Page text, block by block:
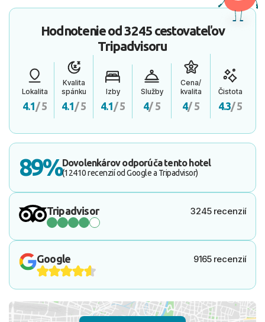
Hodnotenie od3245 cestovateľov
Tripadvisoru
Lokalita
4.1/ 5
Kvalita
spánku
4.1/ 5
Izby
4.1/ 5
Služby
4/ 5
Cena/
kvalita
4/ 5
Čistota
4.3/ 5
89%Dovolenkárov odporúča tento hotel
(12410 recenzií od Google a Tripadvisor)
Tripadvisor 3245 recenzií
Google 9165 recenzií